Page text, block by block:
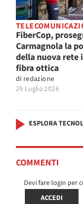
FiberCop,
Carmagnola la
della nuova rete
fibra ottica
di redazione
29 Luglio 2026
ESPLORA
COMMENTI
Devi fare login per
ACCEDI